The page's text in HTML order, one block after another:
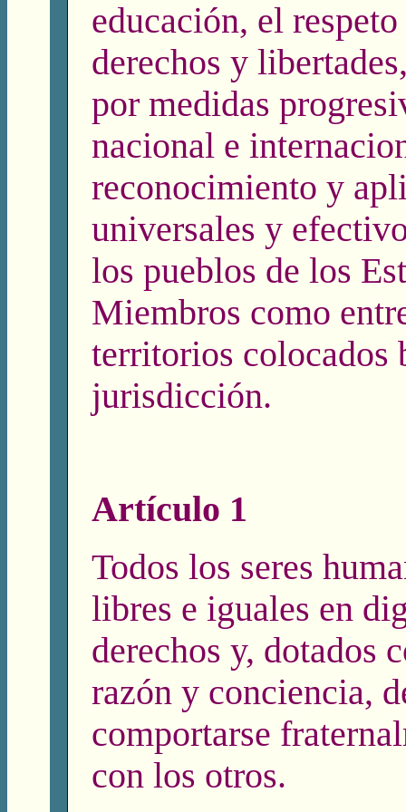
educación, el respeto
derechos y
por medidas
nacional e
reconocimiento y
universales y
los pueblos de los
Miembros como
territorios colocados
jurisdicción.
Artículo 1
Todos los seres
libres e iguales en
derechos y, dotados
razón y conciencia,
comportarse
con los otros.